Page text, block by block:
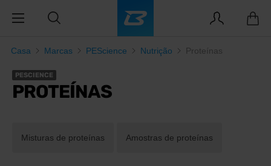
Casa Marcas PEScience Nutrição Proteínas
PESCIENCE
PROTEÍNAS
Misturas de proteínas Amostras de proteínas